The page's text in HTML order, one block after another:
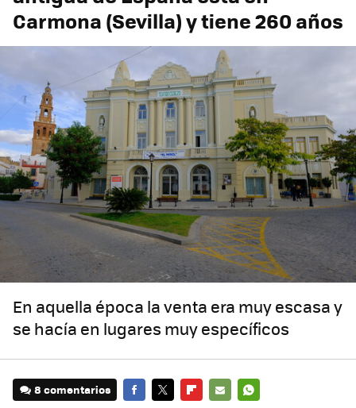
Carmona (Sevilla) y tiene 260 años
En aquella época la venta era muy escasa y
se hacía en lugares muy específicos
8 comentarios